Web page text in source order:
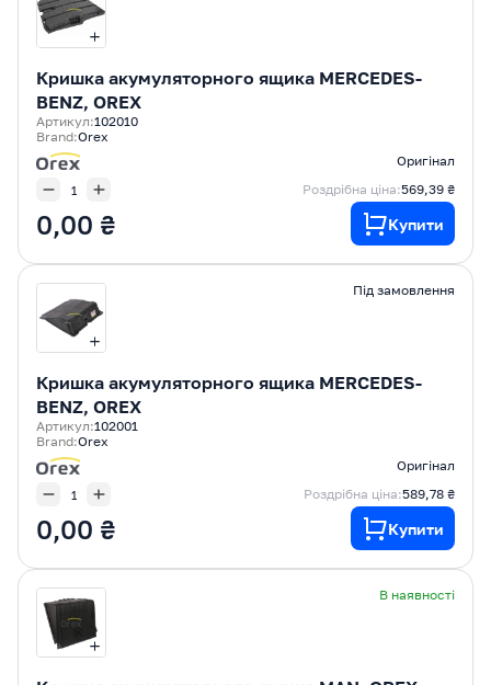
Кришка акумуляторного ящика MERCEDES-
BENZ, OREX
Артикул:102010
Brand:Orex
Оригінал
Роздрібна ціна:569,39 ₴
0,00 ₴ Купити
Під замовлення
Кришка акумуляторного ящика MERCEDES-
BENZ, OREX
Артикул:102001
Brand:Orex
Оригінал
Роздрібна ціна:589,78 ₴
0,00 ₴ Купити
В наявності